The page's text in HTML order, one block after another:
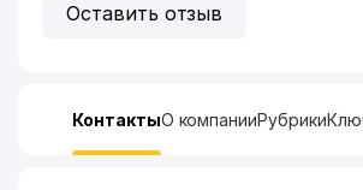
Оставить отзыв
КонтактыО компанииРубрики